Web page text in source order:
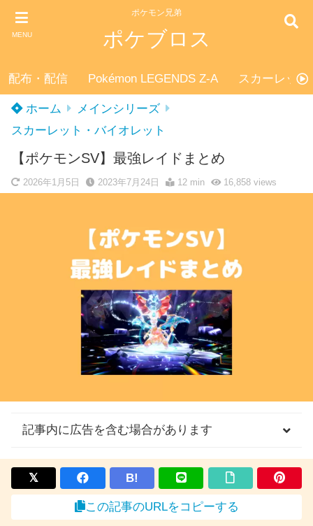
MENU
ポケモン兄弟
ポケブロス
配布・配信 Pokémon LEGENDS Z-A スカーレッ
ホーム
メインシリーズ
スカーレット・バイオレット
【ポケモンSV】最強レイドまとめ
2026年1月5日 2023年7月24日 12 min 16,858views
記事内に広告を含む場合があります
B!
この記事のURLをコピーする